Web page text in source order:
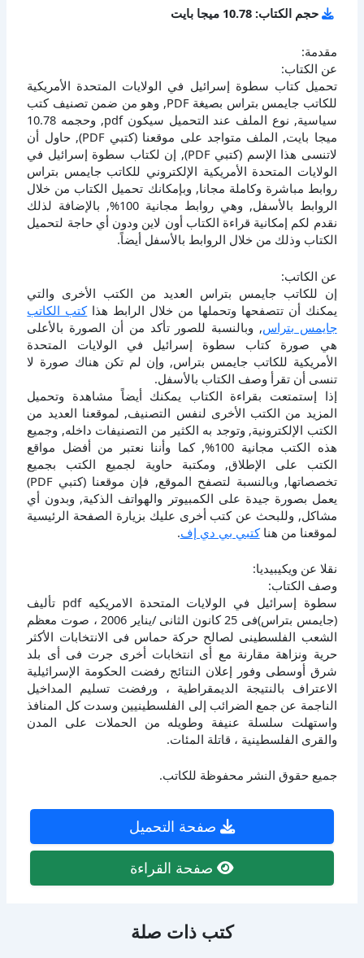
حجم الكتاب: 10.78 ميجا بايت
مقدمة:
عن الكتاب:
تحميل كتاب سطوة إسرائيل في الولايات المتحدة الأمريكية
للكاتب جايمس بتراس بصيغة PDF, وهو من ضمن تصنيف كتب
سياسية, نوع الملف عند التحميل سيكون pdf, وحجمه 10.78
ميجا بايت, الملف متواجد على موقعنا (كتبي PDF), حاول أن
لاتنسى هذا الإسم (كتبي PDF), إن لكتاب سطوة إسرائيل في
الولايات المتحدة الأمريكية الإلكتروني للكاتب جايمس بتراس
روابط مباشرة وكاملة مجانا, وبإمكانك تحميل الكتاب من خلال
الروابط بالأسفل, وهي روابط مجانية 100%, بالإضافة لذلك
نقدم لكم إمكانية قراءة الكتاب أون لاين ودون أي حاجة لتحميل
الكتاب وذلك من خلال الروابط بالأسفل أيضاً.
عن الكاتب:
إن للكاتب جايمس بتراس العديد من الكتب الأخرى والتي
يمكنك أن تتصفحها وتحملها من خلال الرابط هذاكتب الكاتب
جايمس بتراس, وبالنسبة للصور تأكد من أن الصورة بالأعلى
هي صورة كتاب سطوة إسرائيل في الولايات المتحدة
الأمريكية للكاتب جايمس بتراس, وإن لم تكن هناك صورة لا
تنسى أن تقرأ وصف الكتاب بالأسفل.
إذا إستمتعت بقراءة الكتاب يمكنك أيضاً مشاهدة وتحميل
المزيد من الكتب الأخرى لنفس التصنيف, لموقعنا العديد من
الكتب الإلكترونية, وتوجد به الكثير من التصنيفات داخله, وجميع
هذه الكتب مجانية 100%, كما وأننا نعتبر من أفضل مواقع
الكتب على الإطلاق, ومكتبة حاوية لجميع الكتب بجميع
تخصصاتها, وبالنسبة لتصفح الموقع, فإن موقعنا (كتبي PDF)
يعمل بصورة جيدة على الكمبيوتر والهواتف الذكية, وبدون أي
مشاكل, وللبحث عن كتب أخرى عليك بزيارة الصفحة الرئيسية
لموقعنا من هناكتبي بي دي إف.
نقلا عن ويكيبيديا:
وصف الكتاب:
سطوة إسرائيل في الولايات المتحدة الامريكيه pdf تأليف
(جايمس بتراس)فى 25 كانون الثانى /يناير 2006 ، صوت معظم
الشعب الفلسطينى لصالح حركة حماس فى الانتخابات الأكثر
حرية ونزاهة مقارنة مع أى انتخابات أخرى جرت فى أى بلد
شرق أوسطى وفور إعلان النتائج رفضت الحكومة الإسرائيلية
الاعتراف بالنتيجة الديمقراطية ، ورفضت تسليم المداخيل
الناجمة عن جمع الضرائب إلى الفلسطينيين وسدت كل المنافذ
واستهلت سلسلة عنيفة وطويله من الحملات على المدن
والقرى الفلسطينية ، قاتلة المئات.
جميع حقوق النشر محفوظة للكاتب.
صفحة التحميل
صفحة القراءة
كتب ذات صلة